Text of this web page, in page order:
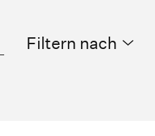
Filtern nach